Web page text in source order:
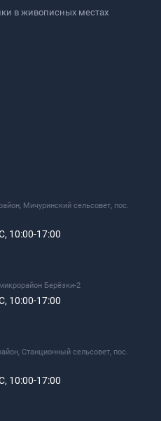
в живописных местах
Мичуринский сельсовет, пос.
10:00-17:00
Берёзки-2
10:00-17:00
Станционный сельсовет, пос.
10:00-17:00